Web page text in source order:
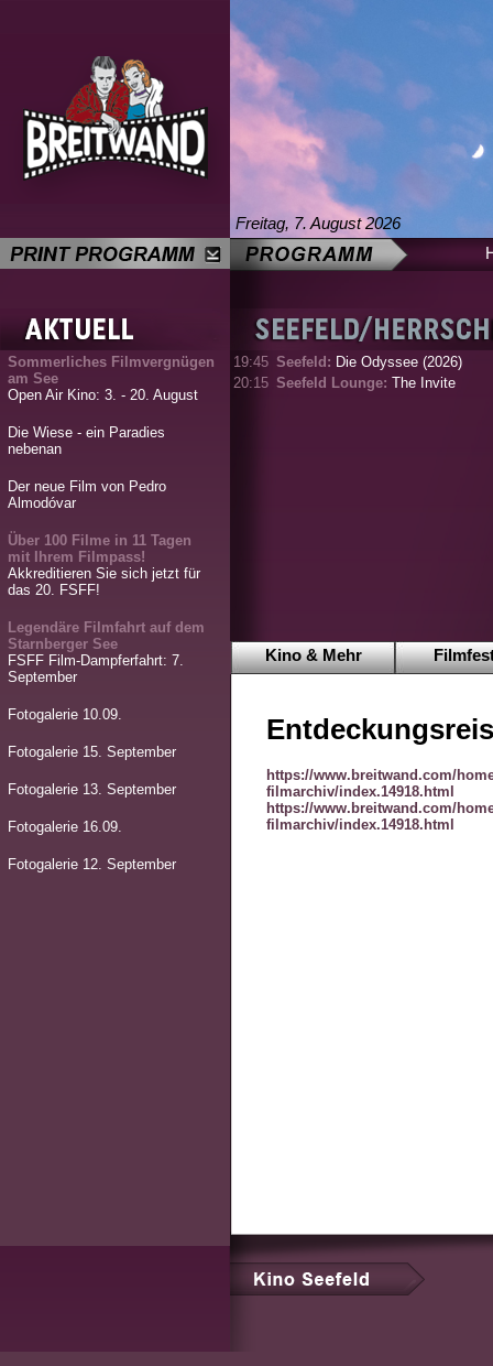
Freitag, 7. August 2026
Sommerliches Filmvergnügen
am See
Open Air Kino: 3. - 20. August
Die Wiese - ein Paradies
nebenan
Der neue Film von Pedro
Almodóvar
Über 100 Filme in 11 Tagen
mit Ihrem Filmpass!
Akkreditieren Sie sich jetzt für
das 20. FSFF!
Legendäre Filmfahrt auf dem
Starnberger See
FSFF Film-Dampferfahrt: 7.
September
Fotogalerie 10.09.
Fotogalerie 15. September
Fotogalerie 13. September
Fotogalerie 16.09.
Fotogalerie 12. September
19:45 Seefeld: Die Odyssee (2026)
20:15 Seefeld Lounge: The Invite
Kino & Mehr
https://www.breitwand.com/
filmarchiv/index.14918.html
https://www.breitwand.com/
filmarchiv/index.14918.html